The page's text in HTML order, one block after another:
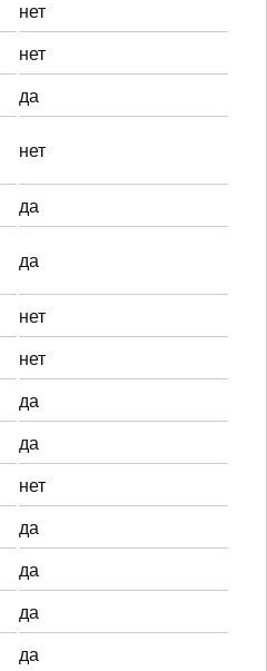
нет
нет
да
нет
да
да
нет
нет
да
да
нет
да
да
да
да